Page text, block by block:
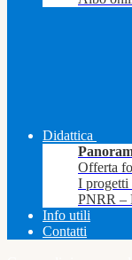
Didattica
Offerta
I progetti
PNRR –
Info utili
Contatti